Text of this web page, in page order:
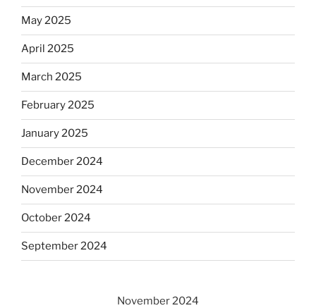
May 2025
April 2025
March 2025
February 2025
January 2025
December 2024
November 2024
October 2024
September 2024
November 2024